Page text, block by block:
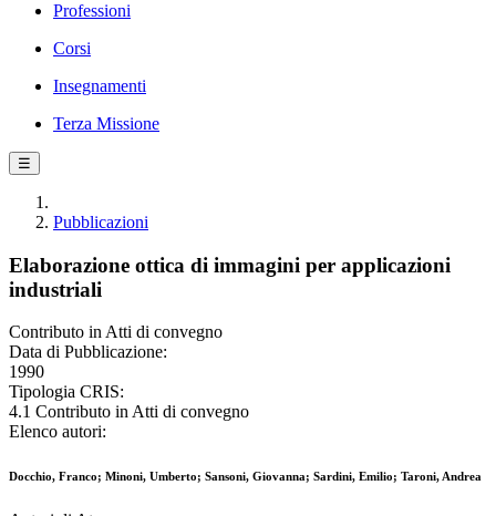
Professioni
Corsi
Insegnamenti
Terza Missione
☰
Pubblicazioni
Elaborazione ottica di immagini per applicazioni
industriali
Contributo in Atti di convegno
Data di Pubblicazione:
1990
Tipologia CRIS:
4.1 Contributo in Atti di convegno
Elenco autori:
Docchio, Franco; Minoni, Umberto; Sansoni, Giovanna; Sardini, Emilio; Taroni, Andrea